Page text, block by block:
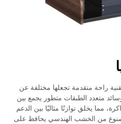
راحة متقدمة تجعلها مختلفة عن
وسائد متعدد الطبقات متطور يجمع بين
مما يخلق توازنًا مثاليًا بين الدعم
من الخشب الهندسي يحافظ على